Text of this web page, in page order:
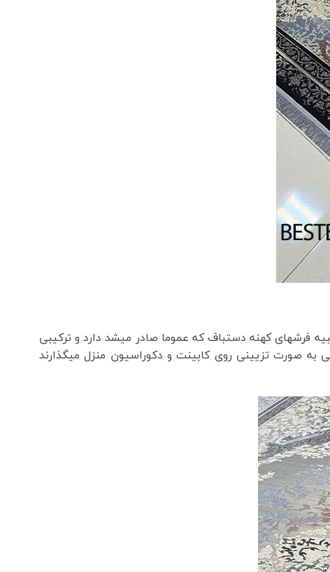
فرشهای کهنه دستباف که عموما صادر میشد دارد و ترکیبی
صورت تزیینی روی کابینت و دکوراسیون منزل میگذارند